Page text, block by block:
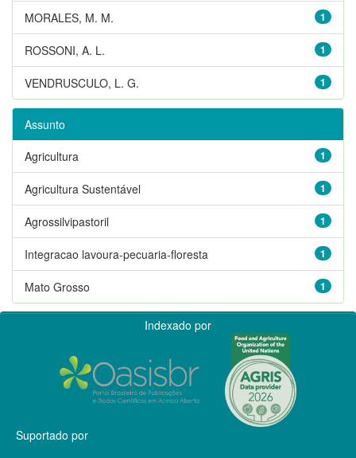
1
MORALES, M. M.
1
ROSSONI, A. L.
1
VENDRUSCULO, L. G.
Assunto
1
Agricultura
1
Agricultura Sustentável
1
Agrossilvipastoril
1
Integracao lavoura-pecuaria-floresta
1
Mato Grosso
Indexado por
Suportado por